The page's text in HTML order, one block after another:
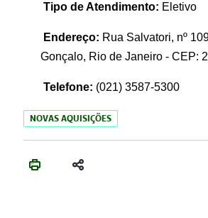
Tipo de Atendimento: Eletivo
Endereço: Rua Salvatori, nº
Gonçalo, Rio de Janeiro - CEP:
Telefone: (021) 3587-5300
NOVAS AQUISIÇÕES